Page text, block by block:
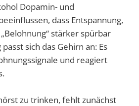
Dopamin- und
dass Entspannung,
stärker spürbar
sich das Gehirn an: Es
und reagiert
zu trinken, fehlt zunächst